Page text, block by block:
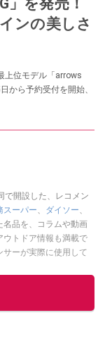
ンの美しさ
上位モデル「arrows
から予約受付を開始、
で開設した、レコメン
スーパー ダイソー
名品を、コラムや動画
ウトドア情報も満載で
ーが実際に使用して